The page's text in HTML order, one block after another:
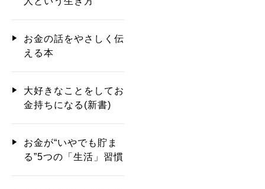
お金の話をやさしく伝
える本
大好きなことをしてお
金持ちになる(新書)
お金が“いやでも貯ま
る”5つの「生活」習慣